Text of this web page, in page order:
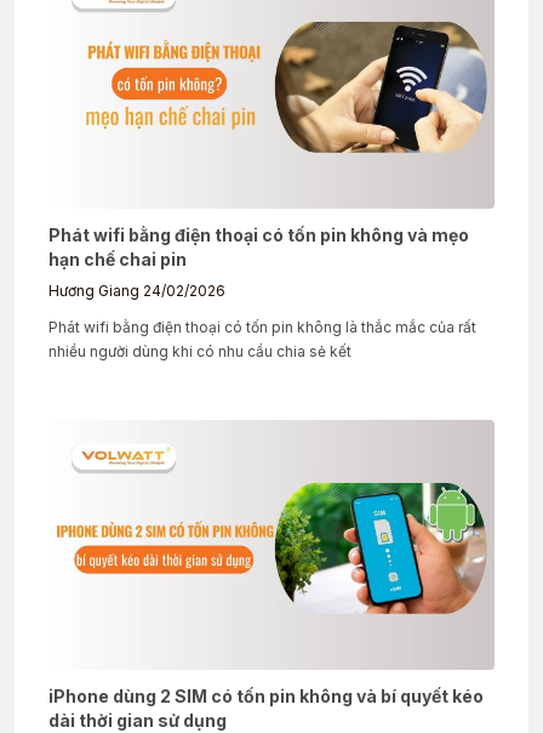
Phát wifi bằng điện thoại có tốn pin không và mẹo
hạn chế chai pin
Hương Giang 24/02/2026
Phát wifi bằng điện thoại có tốn pin không là thắc mắc của rất
nhiều người dùng khi có nhu cầu chia sẻ kết
iPhone dùng 2 SIM có tốn pin không và bí quyết kéo
dài thời gian sử dụng